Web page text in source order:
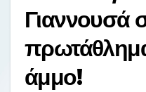
Γιαννουσά
άμμο!